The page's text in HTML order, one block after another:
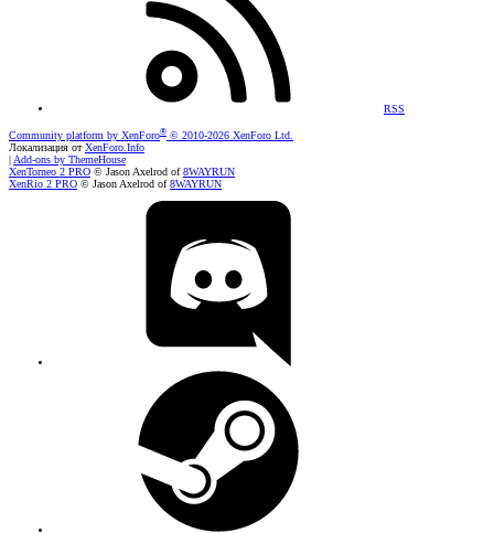
RSS
Community platform by XenForo® © 2010-2026 XenForo Ltd.
Локализация отXenForo.Info
| Add-ons by ThemeHouse
XenTorneo 2 PRO © Jason Axelrod of8WAYRUN
XenRio 2 PRO © Jason Axelrod of8WAYRUN